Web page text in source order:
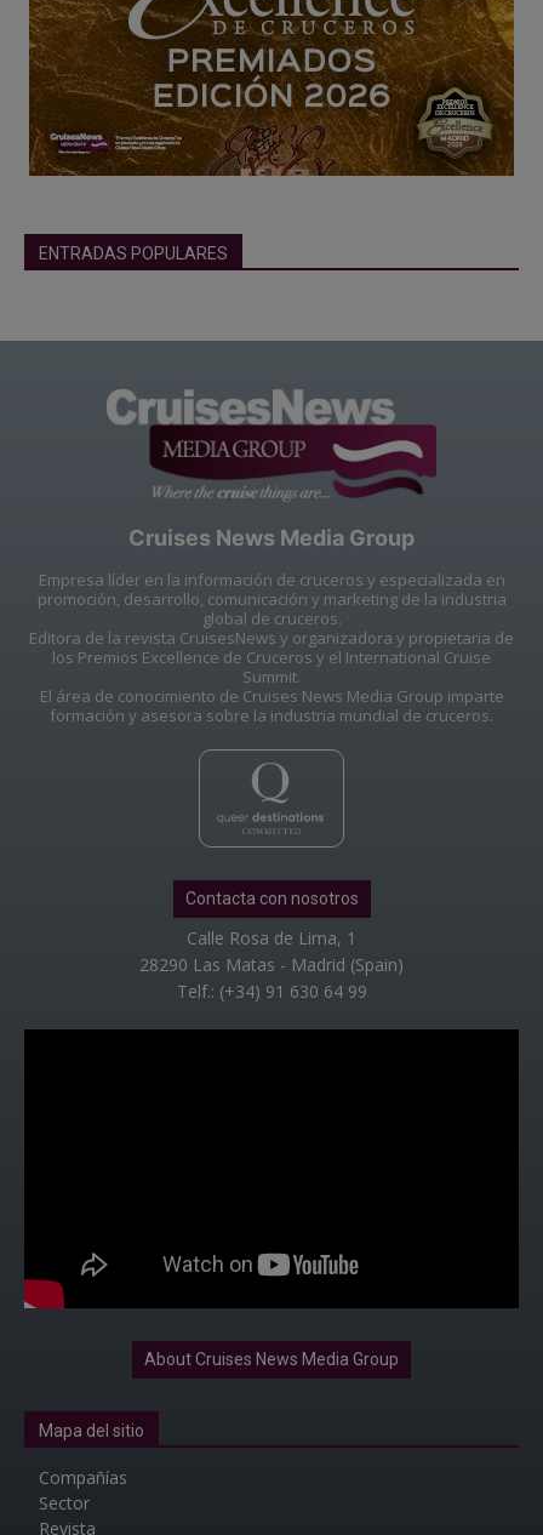
ENTRADAS POPULARES
Cruises News Media Group
Empresa líder en la información de cruceros y especializada en
promoción, desarrollo, comunicación y marketing de la industria
global de cruceros.
Editora de la revista CruisesNews y organizadora y propietaria de
los Premios Excellence de Cruceros y el International Cruise
Summit.
El área de conocimiento de Cruises News Media Group imparte
formación y asesora sobre la industria mundial de cruceros.
Contacta con nosotros
Calle Rosa de Lima, 1
28290 Las Matas - Madrid (Spain)
Telf.: (+34) 91 630 64 99
About Cruises News Media Group
Mapa del sitio
Compañías
Sector
Revista